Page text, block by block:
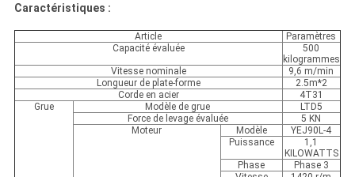
Caractéristiques :
Article
Paramètres
Capacité évaluée
500
kilogrammes
Vitesse nominale
9,6 m/min
Longueur de plate-forme
2.5m*2
Corde en acier
4T31
Grue
Modèle de grue
LTD5
Force de levage évaluée
5 KN
Moteur
Modèle
YEJ90L-4
Puissance
1,1
KILOWATTS
Phase
Phase 3